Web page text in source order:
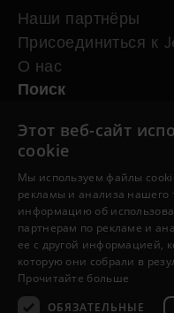
Наши партнёры
Присоединиться к
О нас
Поиск
Видео
Онлайн-курсы
Наши проекты
У меня есть вопрос
Хочу, чтобы за
Следите за нами
Этот веб-сайт
cookie
Мы используем файлы
рекламы и анализа
информацию об
партнерам по рекламе и
ее с другой информацией,
которую они собрали в
Прочитайте больше
ОБЯЗАТЕЛЬНЫЕ